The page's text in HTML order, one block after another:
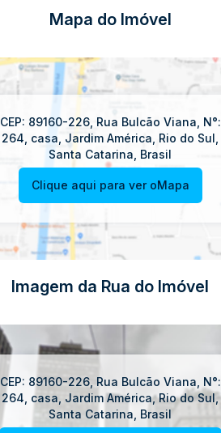
Mapa do Imóvel
CEP: 89160-226, Rua Bulcão Viana N°:
264 casa Jardim América Rio do Sul
Santa Catarina Brasil
Clique aqui para ver oMapa
Imagem da Rua do Imóvel
CEP: 89160-226, Rua Bulcão Viana N°:
264 casa Jardim América,Rio do Sul ,
Santa Catarina Brasil